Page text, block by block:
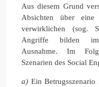
Aus diesem Grund
Absichten über
verwirklichen (sog.
Angriffe bilden im
Ausnahme. Im
Szenarien des Social
a) Ein